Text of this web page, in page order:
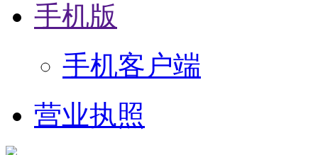
手机版
手机客户端
营业执照